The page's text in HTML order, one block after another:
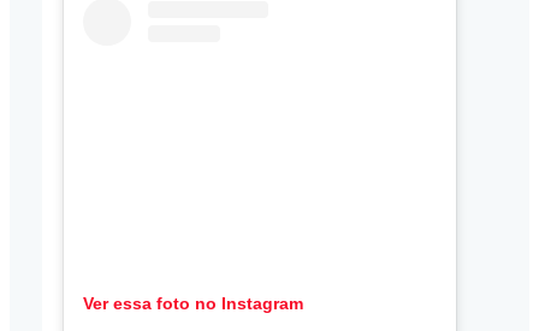
Ver essa foto no Instagram